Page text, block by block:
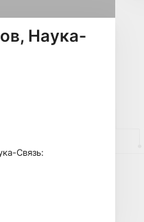
Наука-
Связь: